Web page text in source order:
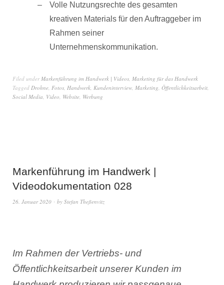
Volle Nutzungsrechte des gesamten
kreativen Materials für den Auftraggeber im
Rahmen seiner
Unternehmenskommunikation.
Filed underMarkenführung im Handwerk | Videos, Marketing für das Handwerk
Tagged Drohne, Fotos, Handwerk, Kundeninterview, Marketing, Öffentlichkeitsarbeit,
Social Media, Video, Website, Werbung
Markenführung im Handwerk |
Videodokumentation 028
26. Januar 2020 by Stefan Theßenvitz
Im Rahmen der Vertriebs- und
Öffentlichkeitsarbeit unserer Kunden im